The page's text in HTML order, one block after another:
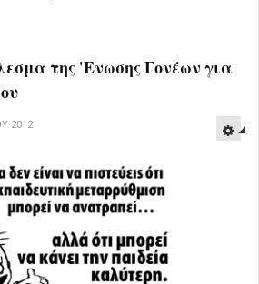
της 'Ενωσης Γονέων για
2012